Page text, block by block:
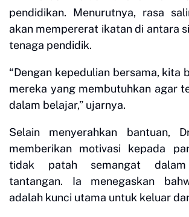
pendidikan. Menurutnya, rasa
akan mempererat ikatan di antara
tenaga pendidik.
“Dengan kepedulian bersama, kita
mereka yang membutuhkan agar
dalam belajar,” ujarnya.
Selain menyerahkan bantuan,
memberikan motivasi kepada
tidak patah semangat dalam
tantangan. Ia menegaskan
adalah kunci utama untuk keluar